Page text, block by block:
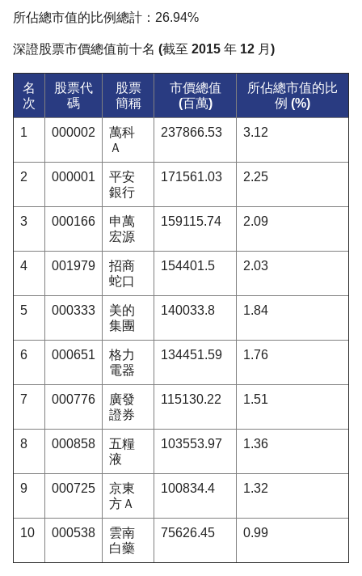
所佔總市值的比例總計：26.94%
深證股票市價總值前十名 (截至 2015 年 12 月)
名
次
股票代
碼
股票
簡稱
市價總值
(百萬)
所佔總市值的比
例 (%)
1 000002
萬科
Ａ
237866.53 3.12
2 000001
平安
銀行
171561.03 2.25
3 000166
申萬
宏源
159115.74 2.09
4 001979
招商
蛇口
154401.5 2.03
5 000333
美的
集團
140033.8 1.84
6 000651
格力
電器
134451.59 1.76
7 000776
廣發
證券
115130.22 1.51
8 000858
五糧
液
103553.97 1.36
9 000725
京東
方Ａ
100834.4 1.32
10 000538
雲南
白藥
75626.45 0.99